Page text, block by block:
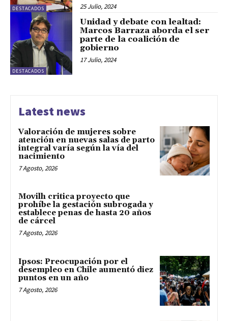
DESTACADOS 25 Julio, 2024
DESTACADOS
Unidad y debate con lealtad:
Marcos Barraza aborda el ser
parte de la coalición de
gobierno
17 Julio, 2024
Latest news
Valoración de mujeres sobre
atención en nuevas salas de parto
integral varía según la vía del
nacimiento
7 Agosto, 2026
Movilh critica proyecto que
prohíbe la gestación subrogada y
establece penas de hasta 20 años
de cárcel
7 Agosto, 2026
Ipsos: Preocupación por el
desempleo en Chile aumentó diez
puntos en un año
7 Agosto, 2026